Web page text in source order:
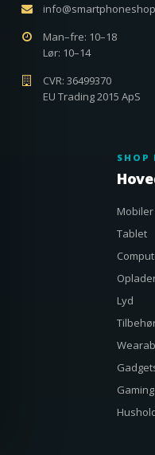
Man–fre: 10–18
Lør: 10–14
CVR: 36499370
EU Trading 2015 ApS
SHOP
Mobiler
Tablet
Lyd
Gaming